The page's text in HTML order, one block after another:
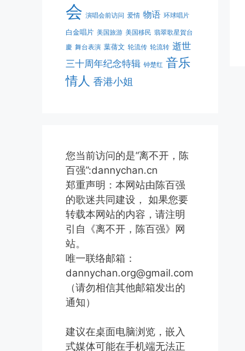
会 演唱会前访问 爱情 物语 环球唱片
白金唱片 美国旅游 美国移民 翡翠歌星賀台
慶 舞台表演 葉蒨文 轮流传 轮流转 逝世
三十周年纪念特辑 钟楚红 音乐
情人 香港小姐
您当前访问的是“离不开，陈
百强”:dannychan.cn
郑重声明：本网站由陈百强
的歌迷共同建设， 如果您要
转载本网站的内容，请注明
引自《离不开，陈百强》网
站。
唯一联络邮箱：
dannychan.org@gmail.com
（请勿相信其他邮箱发出的
通知）
建议在桌面电脑浏览，嵌入
式媒体可能在手机端无法正